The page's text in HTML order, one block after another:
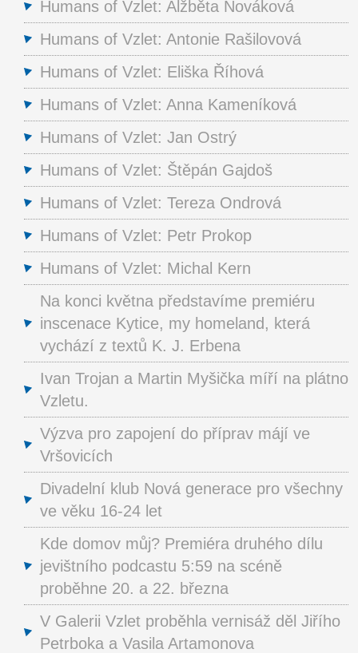
Humans of Vzlet: Alžběta Nováková
Humans of Vzlet: Antonie Rašilovová
Humans of Vzlet: Eliška Říhová
Humans of Vzlet: Anna Kameníková
Humans of Vzlet: Jan Ostrý
Humans of Vzlet: Štěpán Gajdoš
Humans of Vzlet: Tereza Ondrová
Humans of Vzlet: Petr Prokop
Humans of Vzlet: Michal Kern
Na konci května představíme premiéru
inscenace Kytice, my homeland, která
vychází z textů K. J. Erbena
Ivan Trojan a Martin Myšička míří na plátno
Vzletu.
Výzva pro zapojení do příprav májí ve
Vršovicích
Divadelní klub Nová generace pro všechny
ve věku 16-24 let
Kde domov můj? Premiéra druhého dílu
jevištního podcastu 5:59 na scéně
proběhne 20. a 22. března
V Galerii Vzlet proběhla vernisáž děl Jiřího
Petrboka a Vasila Artamonova